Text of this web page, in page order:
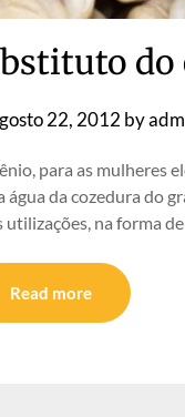
22, 2012 by
para as mulheres
água da cozedura do
na forma
Read more